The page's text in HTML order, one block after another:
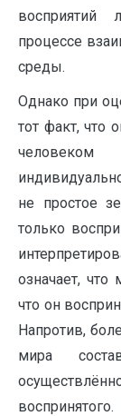
процессе
среды.
Однако при
тот факт, что
не простое
только
означает,
что он
Напротив,
мира